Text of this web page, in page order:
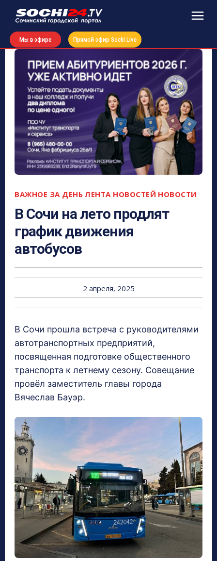
Мы в эфире Прямой эфир Sochi Live
ВАЖНОЕ ЗА ДЕНЬ ЛЕНТА НОВОСТЕЙ НОВОСТИ
В Сочи на лето продлят
график движения
автобусов
2 апреля, 2025
В Сочи прошла встреча с руководителями
автотранспортных предприятий,
посвященная подготовке общественного
транспорта к летнему сезону. Совещание
провёл заместитель главы города
Вячеслав Бауэр.